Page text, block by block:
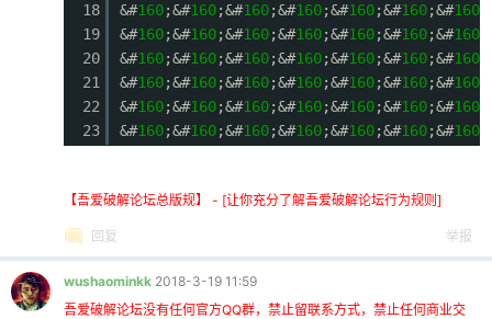
18
19
20
21
22
23
&#160;&#160;&#160;&#160;&#160;&#160;&#160
&#160;&#160;&#160;&#160;&#160;&#160;&#160
&#160;&#160;&#160;&#160;&#160;&#160;&#160
&#160;&#160;&#160;&#160;&#160;&#160;&#160
&#160;&#160;&#160;&#160;&#160;&#160;&#160
&#160;&#160;&#160;&#160;&#160;&#160;&#160
【吾爱破解论坛总版规】 - [让你充分了解吾爱破解论坛行为规则]
回复 举报
wushaominkk 2018-3-19 11:59
吾爱破解论坛没有任何官方QQ群，禁止留联系方式，禁止任何商业交